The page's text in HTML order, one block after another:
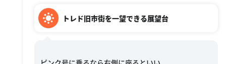
トレド旧市街を一望できる展望台